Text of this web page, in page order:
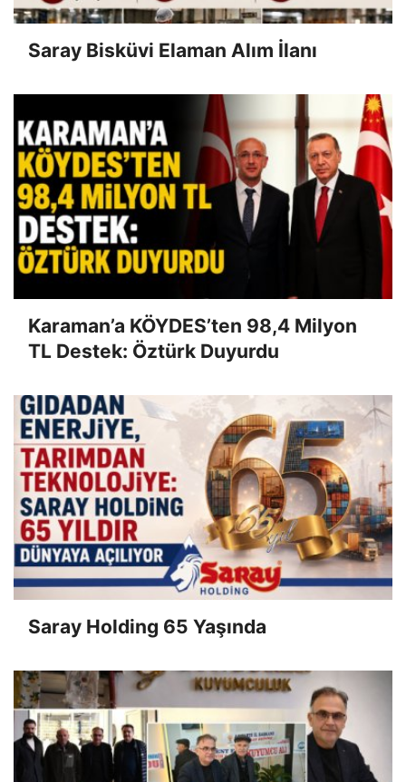
Saray Bisküvi Elaman Alım İlanı
Karaman’a KÖYDES’ten 98,4 Milyon
TL Destek: Öztürk Duyurdu
Saray Holding 65 Yaşında